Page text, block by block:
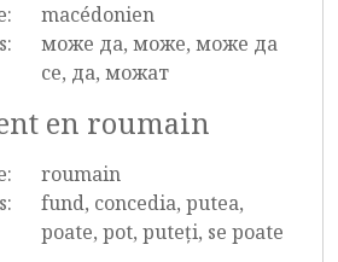
macédonien
може да, може, може да
се, да, можат
en roumain
roumain
fund, concedia, putea,
poate, pot, puteți, se poate